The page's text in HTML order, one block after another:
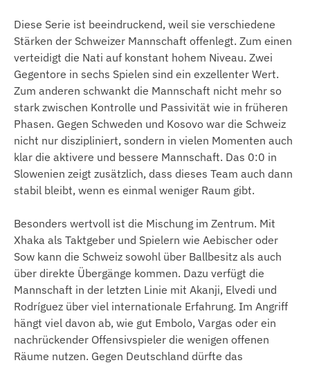
Diese Serie ist beeindruckend, weil sie verschiedene
Stärken der Schweizer Mannschaft offenlegt. Zum einen
verteidigt die Nati auf konstant hohem Niveau. Zwei
Gegentore in sechs Spielen sind ein exzellenter Wert.
Zum anderen schwankt die Mannschaft nicht mehr so
stark zwischen Kontrolle und Passivität wie in früheren
Phasen. Gegen Schweden und Kosovo war die Schweiz
nicht nur diszipliniert, sondern in vielen Momenten auch
klar die aktivere und bessere Mannschaft. Das 0:0 in
Slowenien zeigt zusätzlich, dass dieses Team auch dann
stabil bleibt, wenn es einmal weniger Raum gibt.
Besonders wertvoll ist die Mischung im Zentrum. Mit
Xhaka als Taktgeber und Spielern wie Aebischer oder
Sow kann die Schweiz sowohl über Ballbesitz als auch
über direkte Übergänge kommen. Dazu verfügt die
Mannschaft in der letzten Linie mit Akanji, Elvedi und
Rodríguez über viel internationale Erfahrung. Im Angriff
hängt viel davon ab, wie gut Embolo, Vargas oder ein
nachrückender Offensivspieler die wenigen offenen
Räume nutzen. Gegen Deutschland dürfte das